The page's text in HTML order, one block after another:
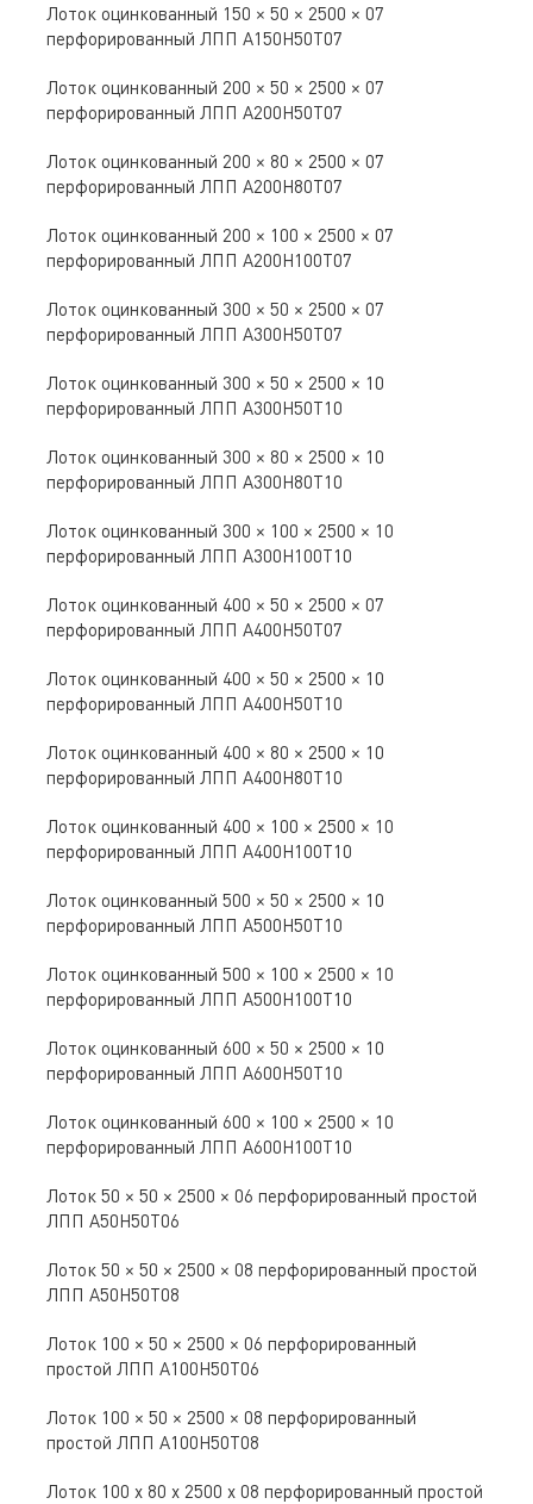
Лоток оцинкованный 150 × 50 × 2500 × 07
перфорированный ЛПП A150Н50Т07
Лоток оцинкованный 200 × 50 × 2500 × 07
перфорированный ЛПП A200Н50Т07
Лоток оцинкованный 200 × 80 × 2500 × 07
перфорированный ЛПП A200Н80Т07
Лоток оцинкованный 200 × 100 × 2500 × 07
перфорированный ЛПП A200Н100Т07
Лоток оцинкованный 300 × 50 × 2500 × 07
перфорированный ЛПП A300Н50Т07
Лоток оцинкованный 300 × 50 × 2500 × 10
перфорированный ЛПП A300Н50Т10
Лоток оцинкованный 300 × 80 × 2500 × 10
перфорированный ЛПП A300Н80Т10
Лоток оцинкованный 300 × 100 × 2500 × 10
перфорированный ЛПП A300Н100Т10
Лоток оцинкованный 400 × 50 × 2500 × 07
перфорированный ЛПП A400Н50Т07
Лоток оцинкованный 400 × 50 × 2500 × 10
перфорированный ЛПП A400Н50Т10
Лоток оцинкованный 400 × 80 × 2500 × 10
перфорированный ЛПП A400Н80Т10
Лоток оцинкованный 400 × 100 × 2500 × 10
перфорированный ЛПП A400Н100Т10
Лоток оцинкованный 500 × 50 × 2500 × 10
перфорированный ЛПП A500Н50Т10
Лоток оцинкованный 500 × 100 × 2500 × 10
перфорированный ЛПП A500Н100Т10
Лоток оцинкованный 600 × 50 × 2500 × 10
перфорированный ЛПП A600Н50Т10
Лоток оцинкованный 600 × 100 × 2500 × 10
перфорированный ЛПП A600Н100Т10
Лоток 50 × 50 × 2500 × 06 перфорированный простой
ЛПП A50Н50Т06
Лоток 50 × 50 × 2500 × 08 перфорированный простой
ЛПП A50Н50Т08
Лоток 100 × 50 × 2500 × 06 перфорированный
простой ЛПП A100Н50Т06
Лоток 100 × 50 × 2500 × 08 перфорированный
простой ЛПП A100Н50Т08
Лоток 100 х 80 х 2500 х 08 перфорированный простой